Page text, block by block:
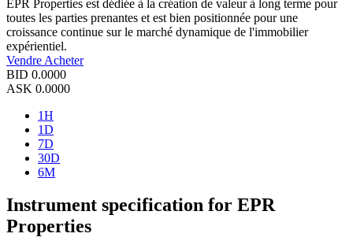
EPR Properties est dédiée à la création de valeur à long terme pour
toutes les parties prenantes et est bien positionnée pour une
croissance continue sur le marché dynamique de l'immobilier
expérientiel.
Vendre Acheter
BID 0.0000
ASK 0.0000
1H
1D
7D
30D
6M
Instrument specification for EPR
Properties